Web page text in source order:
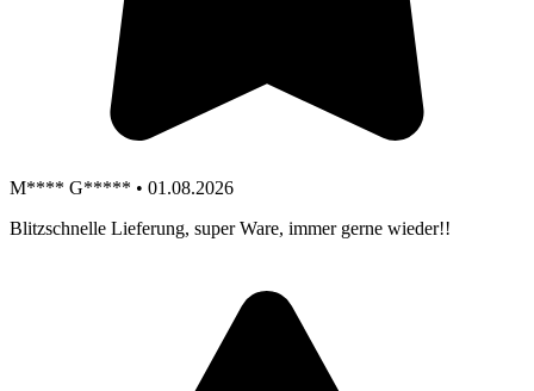
M**** G***** • 01.08.2026
Blitzschnelle Lieferung, super Ware, immer gerne wieder!!